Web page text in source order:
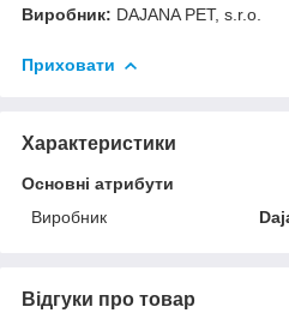
Виробник: DAJANA PET, s.r.o.
Приховати
Характеристики
Основні атрибути
Виробник
Відгуки про товар